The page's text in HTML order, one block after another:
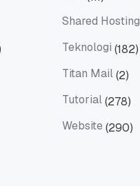
Shared Hosting
Teknologi (182)
Titan Mail(2)
Tutorial(278)
Website (290)